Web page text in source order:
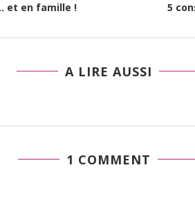
et en famille !
5
A LIRE AUSSI
1 COMMENT